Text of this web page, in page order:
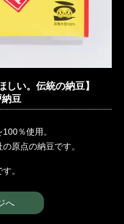
しい。伝統の納豆】
納豆
％使用。
原点の納豆です。
。
へ